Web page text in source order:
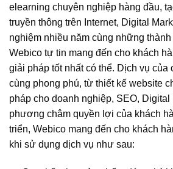
elearning chuyên nghiệp hàng đầu,
truyền thông trên Internet, Digital
nghiệm nhiều năm cùng những
Webico tự tin mang đến cho khách
giải pháp tốt nhất có thể. Dịch vụ của
cùng phong phú, từ thiết kế website
pháp cho doanh nghiệp, SEO,
phương châm quyền lợi của khách
triển, Webico mang đến cho khách
khi sử dụng dịch vụ như sau: